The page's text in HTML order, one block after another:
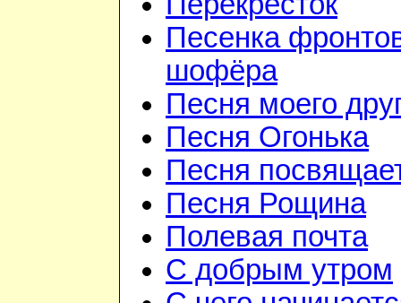
Песенка
шофёра
Песня моего
Песня Огонька
Песня
Песня Рощина
Полевая почта
С добрым утром